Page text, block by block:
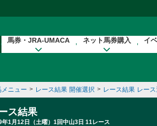
馬券・JRA-UMACA ネット馬券購入 イ
メニュー > レース結果 開催選択 > レース結果 レー
ス結果
年1月12日（土曜）1回中山3日 11レース